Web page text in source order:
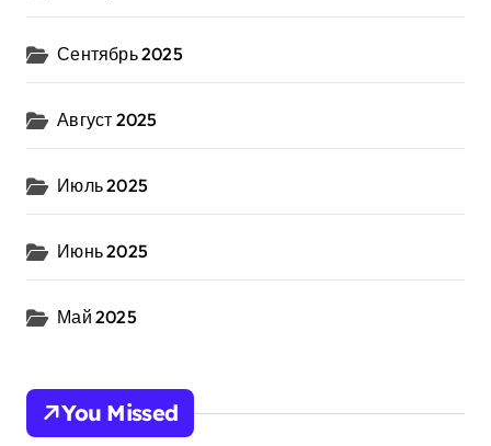
Сентябрь 2025
Август 2025
Июль 2025
Июнь 2025
Май 2025
You Missed